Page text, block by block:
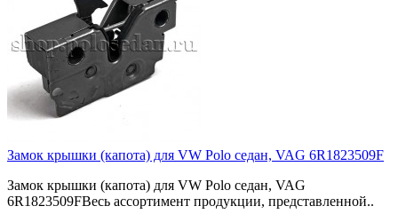
Замок крышки (капота) для VW Polo седан, VAG 6R1823509F
Замок крышки (капота) для VW Polo седан, VAG
6R1823509FВесь ассортимент продукции, представленной..